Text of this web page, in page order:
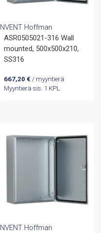
NVENT Hoffman
ASR0505021-316 Wall
mounted, 500x500x210,
SS316
667,20 €/ myyntierä
Myyntierä sis. 1 KPL
NVENT Hoffman